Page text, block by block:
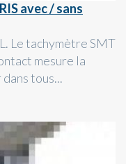
avec / sans
Le tachymètre SMT
mesure la
tous...